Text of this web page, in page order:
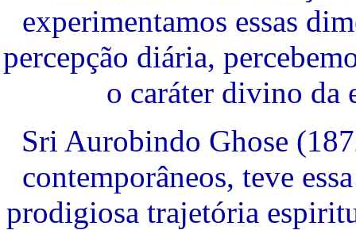
experimentamos essas
percepção diária,
o caráter divino da
Sri Aurobindo Ghose
contemporâneos, teve
prodigiosa trajetória